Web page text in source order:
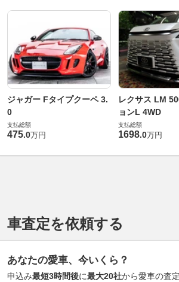
ジャガー Fタイプクーペ 3.
0
支払総額
475.0万円
レクサス LM
ョンL 4WD
支払総額
1698.0万円
車査定を依頼する
あなたの愛車、今いくら？
申込み最短3時間後に最大20社から愛車の査